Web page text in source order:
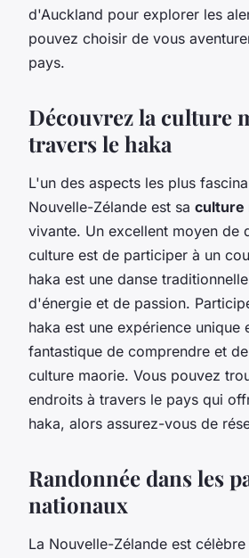
d'Auckland pour explorer les
pouvez choisir de vous
pays.
Découvrez la culture
travers le haka
L'un des aspects les plus
Nouvelle-Zélande est sa culture
vivante. Un excellent moyen de
culture est de participer à un
haka est une danse
d'énergie et de passion.
haka est une expérience unique
fantastique de comprendre et
culture maorie. Vous pouvez
endroits à travers le pays qui
haka, alors assurez-vous de
Randonnée dans les
nationaux
La Nouvelle-Zélande est